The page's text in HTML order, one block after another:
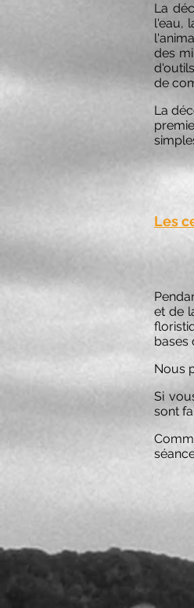
La
l'eau,
des
de
La
Les
et de
bases
Nous
Si
sont